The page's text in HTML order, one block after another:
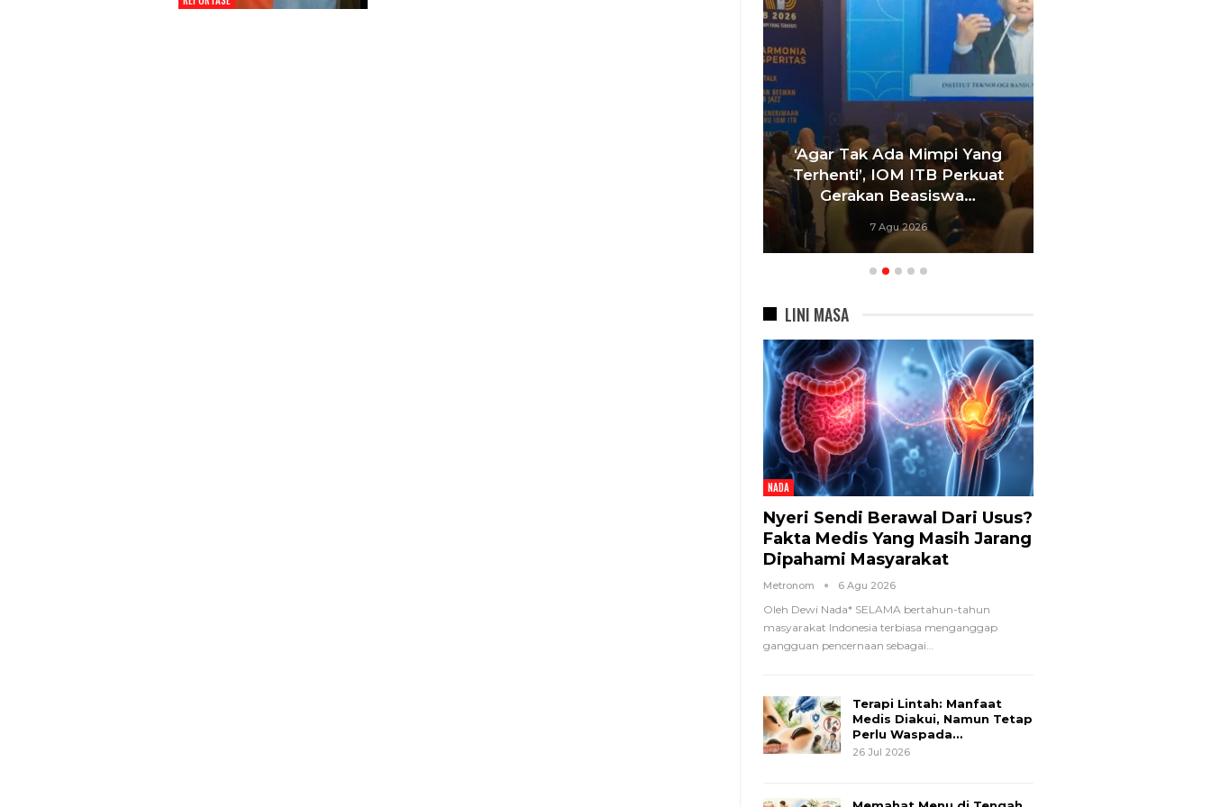
‘Agar Tak Ada Mimpi Yang
Terhenti’, IOM ITB Perkuat
Gerakan Beasiswa…
7 Agu 2026
LINI MASA
NADA
Nyeri Sendi Berawal Dari Usus?
Fakta Medis Yang Masih Jarang
Dipahami Masyarakat
Metronom 6 Agu 2026
Oleh Dewi Nada* SELAMA bertahun-tahun
masyarakat Indonesia terbiasa menganggap
gangguan pencernaan sebagai…
Terapi Lintah: Manfaat
Medis Diakui, Namun Tetap
Perlu Waspada…
26 Jul 2026